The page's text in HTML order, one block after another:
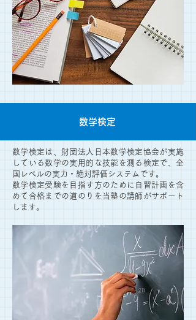
数学検定
数学検定は、財団法人日本数学検定協会が実施
している数学の実用的な技能を測る検定で、全
国レベルの実力・絶対評価システムです。
数学検定受験を目指す方のために自習計画を含
めて合格までの道のりを当塾の講師がサポート
します。